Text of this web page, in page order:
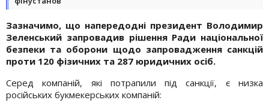
Зазначимо, що напередодні президент Володимир
Зеленський запровадив рішення Ради національної
безпеки та оборони щодо запровадження санкцій
проти 120 фізичних та 287 юридичних осіб.
Серед компаній, які потрапили під санкції, є низка
російських букмекерських компаній: